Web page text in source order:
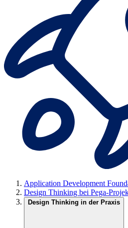
Application Development
Design Thinking bei Pega-
Design Thinking in der Praxis